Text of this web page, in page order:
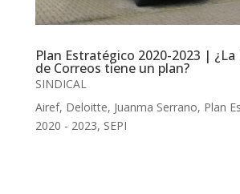
Plan Estratégico 2020-2023 | ¿La
de Correos tiene un plan?
SINDICAL
Airef, Deloitte, Juanma Serrano, Plan
2020 - 2023, SEPI